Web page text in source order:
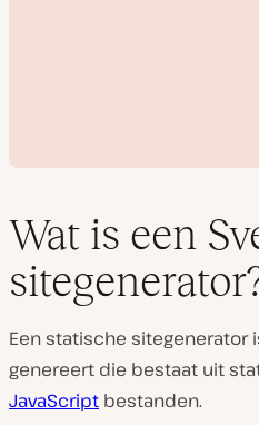
d
e
o
Wat is een
Een statische sitegenerator
genereert die bestaat uit
JavaScript bestanden.